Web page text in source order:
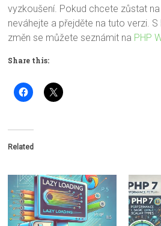
vyzkoušení. Pokud chcete zůstat
neváhejte a přejděte na tuto verzi.
změn se můžete seznámit na PHP
Share this:
Related